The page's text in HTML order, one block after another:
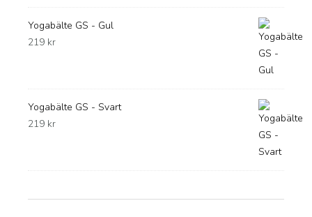
Yogabälte GS - Gul
219 kr
Yogabälte GS - Svart
219 kr